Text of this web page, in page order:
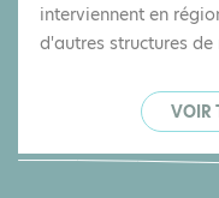
interviennent en
d'autres structures de
VOIR